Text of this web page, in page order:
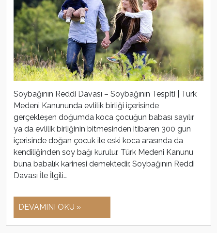
Soybağının Reddi Davası – Soybağının Tespiti | Türk
Medeni Kanununda evlilik birliği içerisinde
gerçekleşen doğumda koca çocuğun babası sayılır
ya da evlilik birliğinin bitmesinden itibaren 300 gün
içerisinde doğan çocuk ile eski koca arasında da
kendiliğinden soy bağı kurulur. Türk Medeni Kanunu
buna babalık karinesi demektedir. Soybağının Reddi
Davası İle İlgili…
DEVAMINI OKU »